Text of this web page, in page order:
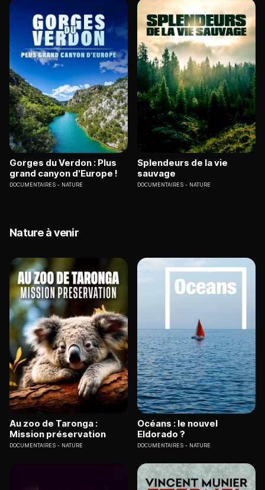
Gorges du Verdon : Plus
grand canyon d'Europe !
DOCUMENTAIRES NATURE
Splendeurs de la vie
sauvage
DOCUMENTAIRES NATURE
Nature à venir
Au zoo de Taronga :
Mission préservation
DOCUMENTAIRES NATURE
Océans : le nouvel
Eldorado ?
DOCUMENTAIRES NATURE